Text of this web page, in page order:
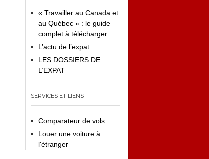
« Travailler au Canada et
au Québec » : le guide
complet à télécharger
L’actu de l’expat
LES DOSSIERS DE
L’EXPAT
SERVICES ET LIENS
Comparateur de vols
Louer une voiture à
l'étranger